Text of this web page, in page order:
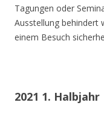
Tagungen oder
Ausstellung behindert
einem Besuch
2021 1. Halbjahr